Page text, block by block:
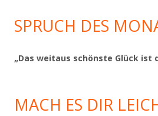
SPRUCH DES
„Das weitaus schönste Glück ist
MACH ES DIR